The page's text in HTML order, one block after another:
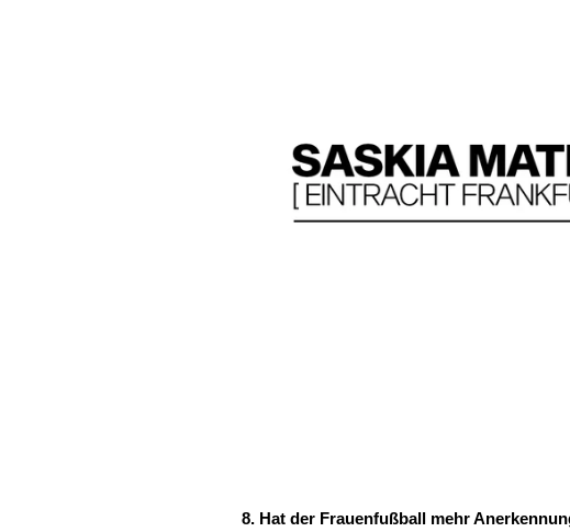
8. Hat der Frauenfußball mehr